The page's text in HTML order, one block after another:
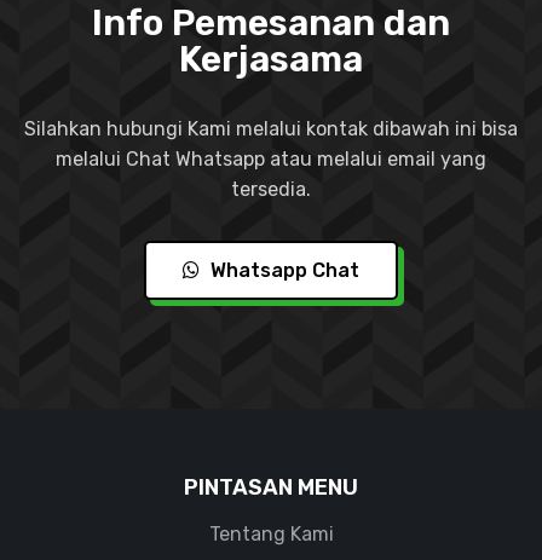
Info Pemesanan dan
Kerjasama
Silahkan hubungi Kami melalui kontak dibawah ini bisa
melalui Chat Whatsapp atau melalui email yang
tersedia.
Whatsapp Chat
PINTASAN MENU
Tentang Kami